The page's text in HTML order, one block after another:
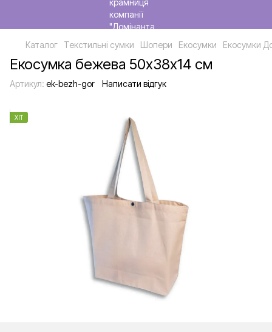
Каталог Текстильні сумки Шопери Екосумки Екосумки
Екосумка бежева 50х38х14 см
Артикул: ek-bezh-gor Написати відгук
ХІТ